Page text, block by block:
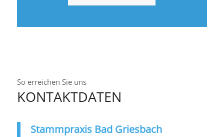
So erreichen Sie uns
KONTAKTDATEN
Stammpraxis Bad Griesbach